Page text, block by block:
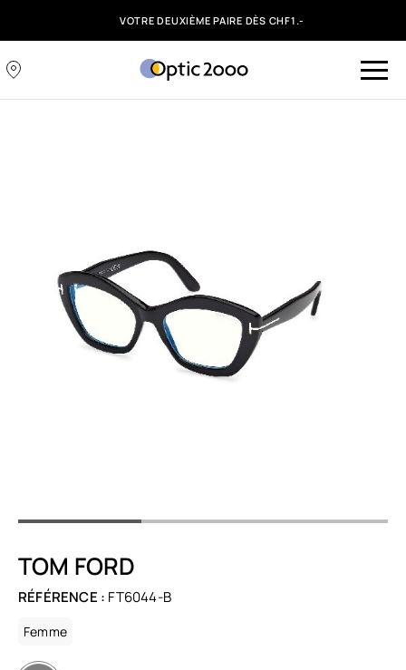
VOTRE DEUXIÈME PAIRE DÈS CHF1.-
TOM FORD
RÉFÉRENCE : FT6044-B
Femme